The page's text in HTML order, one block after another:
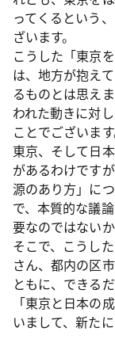
ってくるという
ざいます。
こうした「東京
は、地方が抱え
るものとは思え
われた動きに対
ことでございます
東京、そして日
があるわけです
源のあり方」に
で、本質的な議
要なのではないか
そこで、こうし
さん、都内の区
ともに、できる
「東京と日本の
いまして、新た